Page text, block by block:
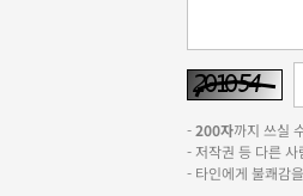
-200자까지 쓰실
- 저작권 등 다른
- 타인에게 불쾌감